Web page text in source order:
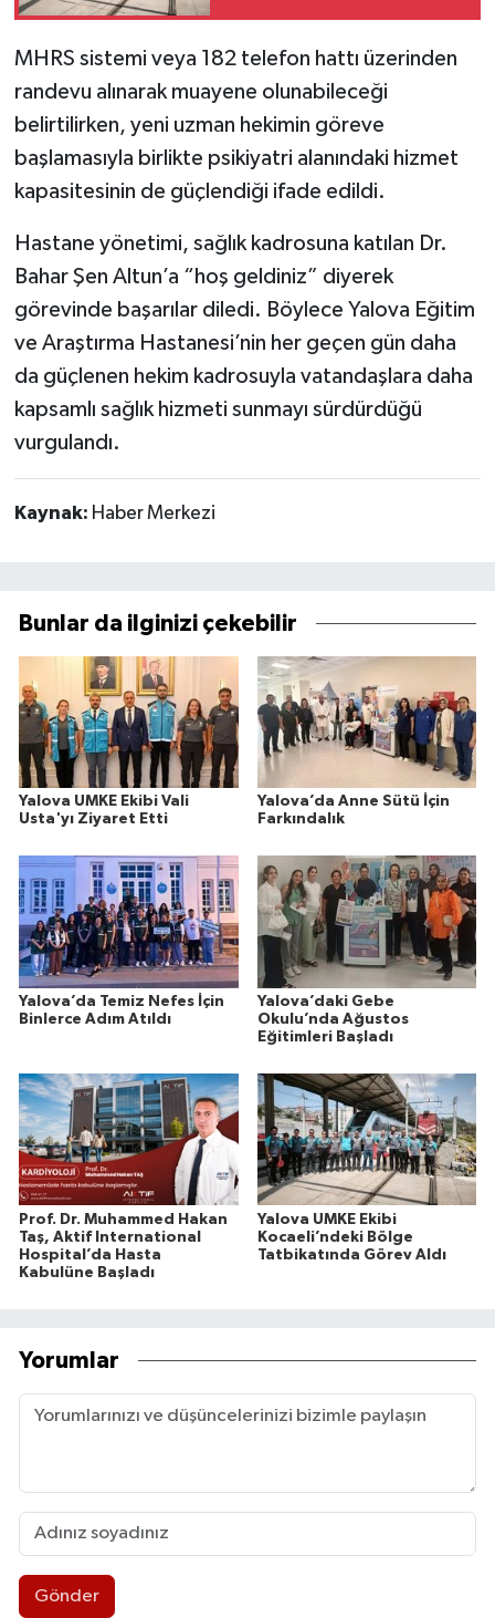
MHRS sistemi veya 182 telefon hattı üzerinden
randevu alınarak muayene olunabileceği
belirtilirken, yeni uzman hekimin göreve
başlamasıyla birlikte psikiyatri alanındaki hizmet
kapasitesinin de güçlendiği ifade edildi.
Hastane yönetimi, sağlık kadrosuna katılan Dr.
Bahar Şen Altun’a “hoş geldiniz” diyerek
görevinde başarılar diledi. Böylece Yalova Eğitim
ve Araştırma Hastanesi’nin her geçen gün daha
da güçlenen hekim kadrosuyla vatandaşlara daha
kapsamlı sağlık hizmeti sunmayı sürdürdüğü
vurgulandı.
Kaynak: Haber Merkezi
Bunlar da ilginizi çekebilir
Yalova UMKE Ekibi Vali
Usta'yı Ziyaret Etti
Yalova’da Anne Sütü İçin
Farkındalık
Yalova’da Temiz Nefes İçin
Binlerce Adım Atıldı
Yalova’daki Gebe
Okulu’nda Ağustos
Eğitimleri Başladı
Prof. Dr. Muhammed Hakan
Taş, Aktif International
Hospital’da Hasta
Kabulüne Başladı
Yalova UMKE Ekibi
Kocaeli’ndeki Bölge
Tatbikatında Görev Aldı
Yorumlar
Gönder